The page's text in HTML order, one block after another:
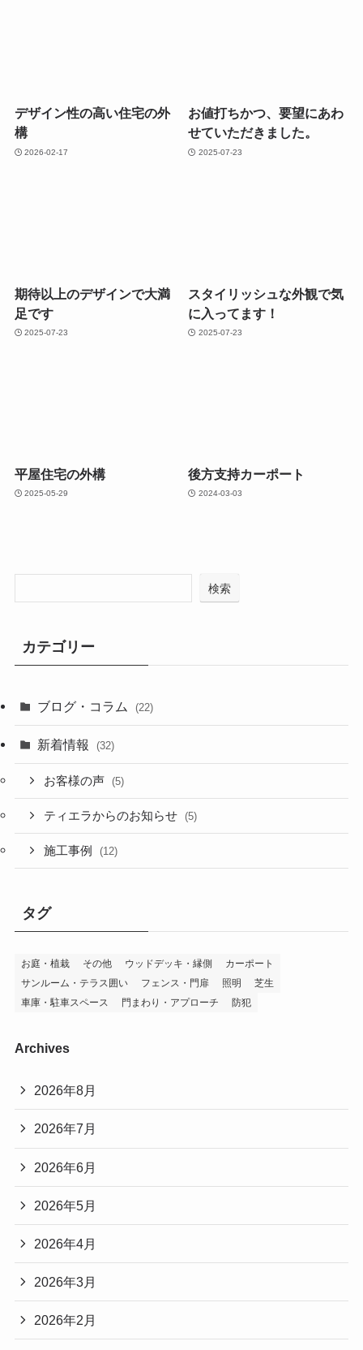
デザイン性の高い住宅の外
構
2026-02-17
お値打ちかつ、要望にあわ
せていただきました。
2025-07-23
期待以上のデザインで大満
足です
2025-07-23
スタイリッシュな外観で気
に入ってます！
2025-07-23
平屋住宅の外構
2025-05-29
後方支持カーポート
2024-03-03
検索
カテゴリー
ブログ・コラム (22)
新着情報 (32)
お客様の声 (5)
ティエラからのお知らせ (5)
施工事例 (12)
タグ
お庭・植栽 その他 ウッドデッキ・縁側
カーポート
サンルーム・テラス囲い
フェンス・門扉 照明
芝生
車庫・駐車スペース
門まわり・アプローチ 防犯
Archives
2026年8月
2026年7月
2026年6月
2026年5月
2026年4月
2026年3月
2026年2月